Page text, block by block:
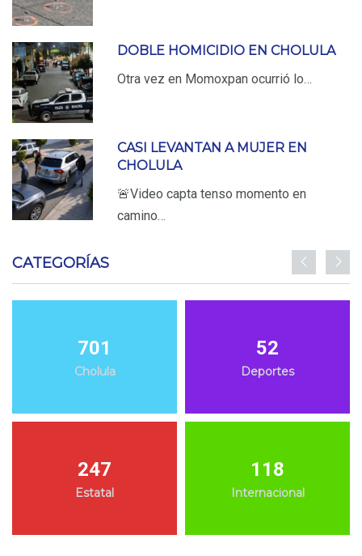
DOBLE HOMICIDIO EN CHOLULA
Otra vez en Momoxpan ocurrió lo…
CASI LEVANTAN A MUJER EN
CHOLULA
🚨Video capta tenso momento en
camino…
CATEGORÍAS
701
Cholula
52
Deportes
247
Estatal
118
Internacional